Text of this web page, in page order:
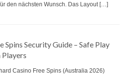
den nächsten Wunsch. Das Layout […]
Spins Security Guide – Safe Play
Casino Free Spins (Australia 2026)